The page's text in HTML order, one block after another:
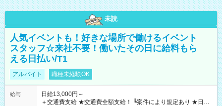
未読
人気イベントも！好きな場所で働けるイベント
スタッフ☆来社不要！働いたその日に給料もら
える日払い/T1
アルバイト 職種未経験OK
給与
日給13,000円～
＋交通費支給 ★交通費全額支給！ ┗案件により規定あり ★日払